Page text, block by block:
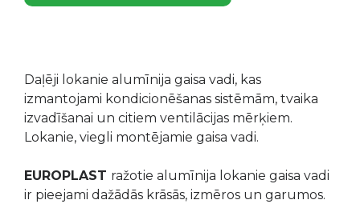
Daļēji lokanie alumīnija gaisa vadi, kas
izmantojami kondicionēšanas sistēmām, tvaika
izvadīšanai un citiem ventilācijas mērķiem.
Lokanie, viegli montējamie gaisa vadi.
EUROPLAST ražotie alumīnija lokanie gaisa vadi
ir pieejami dažādās krāsās, izmēros un garumos.